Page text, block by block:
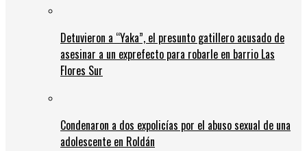
Detuvieron a “Yaka”, el presunto gatillero acusado de
asesinar a un exprefecto para robarle en barrio Las
Flores Sur
Condenaron a dos expolicías por el abuso sexual de una
adolescente en Roldán